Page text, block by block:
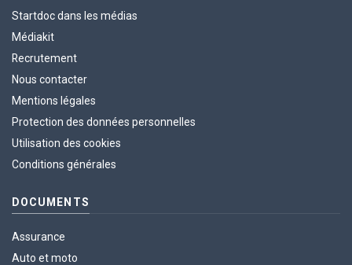
Startdoc dans les médias
Médiakit
Recrutement
Nous contacter
Mentions légales
Protection des données personnelles
Utilisation des cookies
Conditions générales
DOCUMENTS
Assurance
Auto et moto